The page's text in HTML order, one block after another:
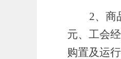
2、 商
元、工会
购置及运